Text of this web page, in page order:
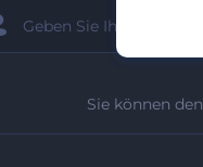
Sie können